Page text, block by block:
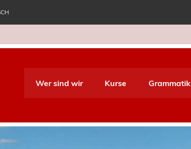
World Italiano
Wer sind wir Kurse Grammatik